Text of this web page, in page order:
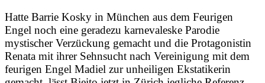
Hatte Barrie Kosky in München aus dem Feurigen
Engel noch eine geradezu karnevaleske Parodie
mystischer Verzückung gemacht und die Protagonistin
Renata mit ihrer Sehnsucht nach Vereinigung mit dem
feurigen Engel Madiel zur unheiligen Ekstatikerin